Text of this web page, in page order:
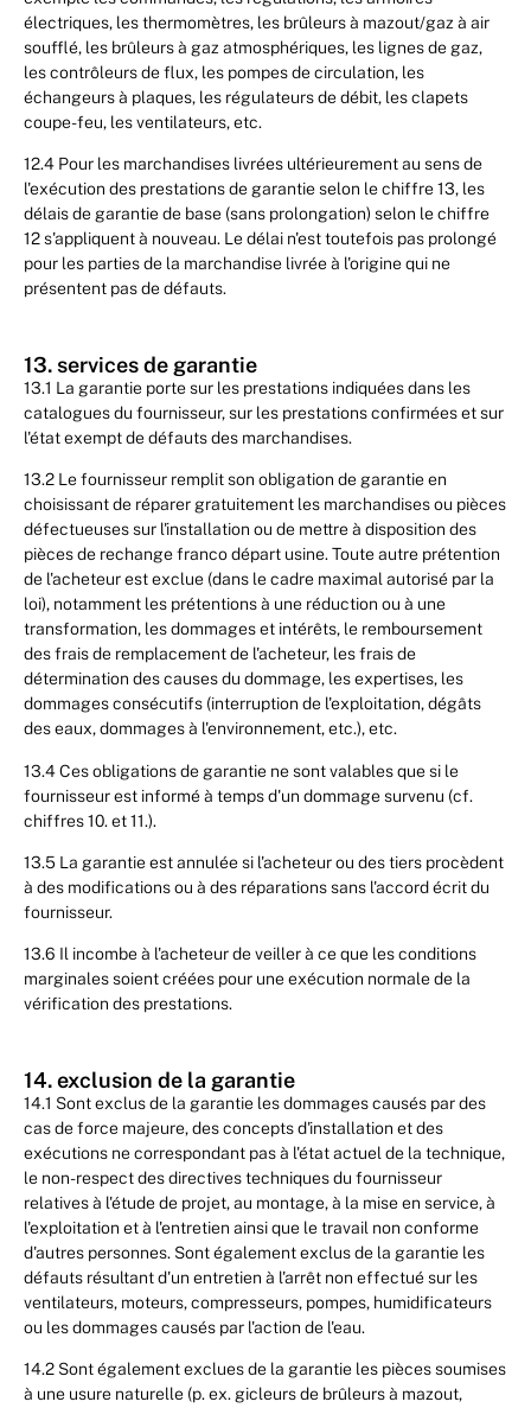
électriques, les thermomètres, les brûleurs à mazout/gaz à air
soufflé, les brûleurs à gaz atmosphériques, les lignes de gaz,
les contrôleurs de flux, les pompes de circulation, les
échangeurs à plaques, les régulateurs de débit, les clapets
coupe-feu, les ventilateurs, etc.
12.4 Pour les marchandises livrées ultérieurement au sens de
l'exécution des prestations de garantie selon le chiffre 13, les
délais de garantie de base (sans prolongation) selon le chiffre
12 s'appliquent à nouveau. Le délai n'est toutefois pas prolongé
pour les parties de la marchandise livrée à l'origine qui ne
présentent pas de défauts.
13. services de garantie
13.1 La garantie porte sur les prestations indiquées dans les
catalogues du fournisseur, sur les prestations confirmées et sur
l'état exempt de défauts des marchandises.
13.2 Le fournisseur remplit son obligation de garantie en
choisissant de réparer gratuitement les marchandises ou pièces
défectueuses sur l'installation ou de mettre à disposition des
pièces de rechange franco départ usine. Toute autre prétention
de l'acheteur est exclue (dans le cadre maximal autorisé par la
loi), notamment les prétentions à une réduction ou à une
transformation, les dommages et intérêts, le remboursement
des frais de remplacement de l'acheteur, les frais de
détermination des causes du dommage, les expertises, les
dommages consécutifs (interruption de l'exploitation, dégâts
des eaux, dommages à l'environnement, etc.), etc.
13.4 Ces obligations de garantie ne sont valables que si le
fournisseur est informé à temps d'un dommage survenu (cf.
chiffres 10. et 11.).
13.5 La garantie est annulée si l'acheteur ou des tiers procèdent
à des modifications ou à des réparations sans l'accord écrit du
fournisseur.
13.6 Il incombe à l'acheteur de veiller à ce que les conditions
marginales soient créées pour une exécution normale de la
vérification des prestations.
14. exclusion de la garantie
14.1 Sont exclus de la garantie les dommages causés par des
cas de force majeure, des concepts d'installation et des
exécutions ne correspondant pas à l'état actuel de la technique,
le non-respect des directives techniques du fournisseur
relatives à l'étude de projet, au montage, à la mise en service, à
l'exploitation et à l'entretien ainsi que le travail non conforme
d'autres personnes. Sont également exclus de la garantie les
défauts résultant d'un entretien à l'arrêt non effectué sur les
ventilateurs, moteurs, compresseurs, pompes, humidificateurs
ou les dommages causés par l'action de l'eau.
14.2 Sont également exclues de la garantie les pièces soumises
à une usure naturelle (p. ex. gicleurs de brûleurs à mazout,